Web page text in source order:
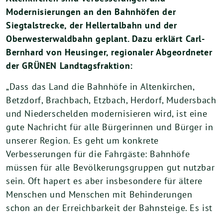
Modernisierungen an den Bahnhöfen der
Siegtalstrecke, der Hellertalbahn und der
Oberwesterwaldbahn geplant. Dazu erklärt Carl-
Bernhard von Heusinger, regionaler Abgeordneter
der GRÜNEN Landtagsfraktion:
„Dass das Land die Bahnhöfe in Altenkirchen,
Betzdorf, Brachbach, Etzbach, Herdorf, Mudersbach
und Niederschelden modernisieren wird, ist eine
gute Nachricht für alle Bürgerinnen und Bürger in
unserer Region. Es geht um konkrete
Verbesserungen für die Fahrgäste: Bahnhöfe
müssen für alle Bevölkerungsgruppen gut nutzbar
sein. Oft hapert es aber insbesondere für ältere
Menschen und Menschen mit Behinderungen
schon an der Erreichbarkeit der Bahnsteige. Es ist